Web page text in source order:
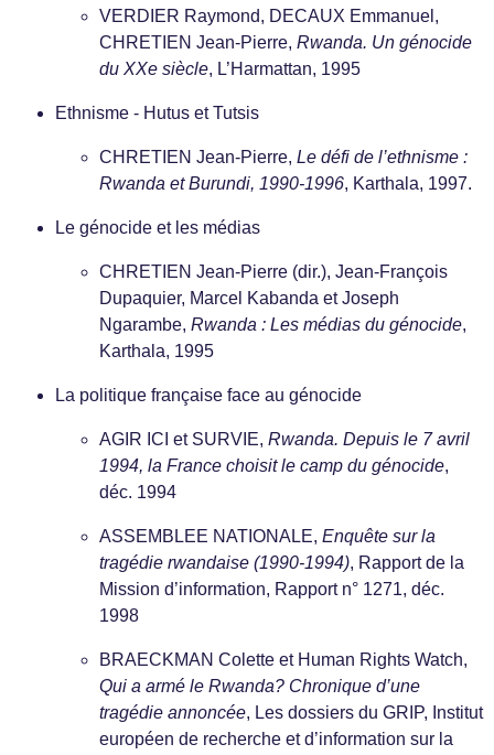
VERDIER Raymond, DECAUX Emmanuel,
CHRETIEN Jean-Pierre, Rwanda. Un génocide
du XXe siècle, L’Harmattan, 1995
Ethnisme - Hutus et Tutsis
CHRETIEN Jean-Pierre, Le défi de l’ethnisme :
Rwanda et Burundi, 1990-1996, Karthala, 1997.
Le génocide et les médias
CHRETIEN Jean-Pierre (dir.), Jean-François
Dupaquier, Marcel Kabanda et Joseph
Ngarambe, Rwanda : Les médias du génocide,
Karthala, 1995
La politique française face au génocide
AGIR ICI et SURVIE, Rwanda. Depuis le 7 avril
1994, la France choisit le camp du génocide,
déc. 1994
ASSEMBLEE NATIONALE, Enquête sur la
tragédie rwandaise (1990-1994), Rapport de la
Mission d’information, Rapport n° 1271, déc.
1998
BRAECKMAN Colette et Human Rights Watch,
Qui a armé le Rwanda? Chronique d’une
tragédie annoncée, Les dossiers du GRIP, Institut
européen de recherche et d’information sur la